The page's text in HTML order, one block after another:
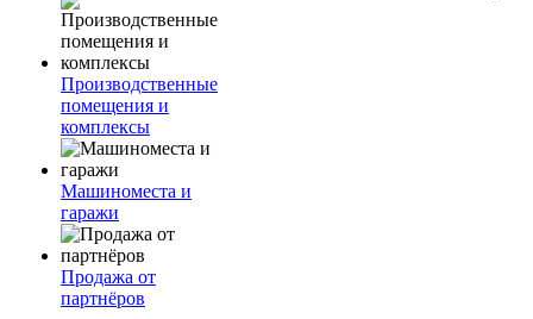
Производственные
помещения и
комплексы
Машиноместа и
гаражи
Продажа от
партнёров